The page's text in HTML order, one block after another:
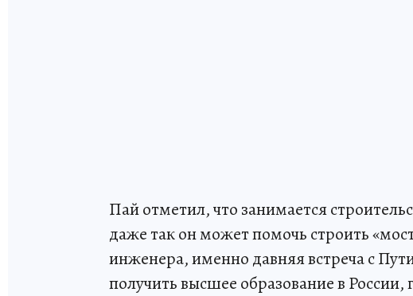
Пай отметил, что занимается
даже так он может помочь строить
инженера, именно давняя встреча с
получить высшее образование в России,